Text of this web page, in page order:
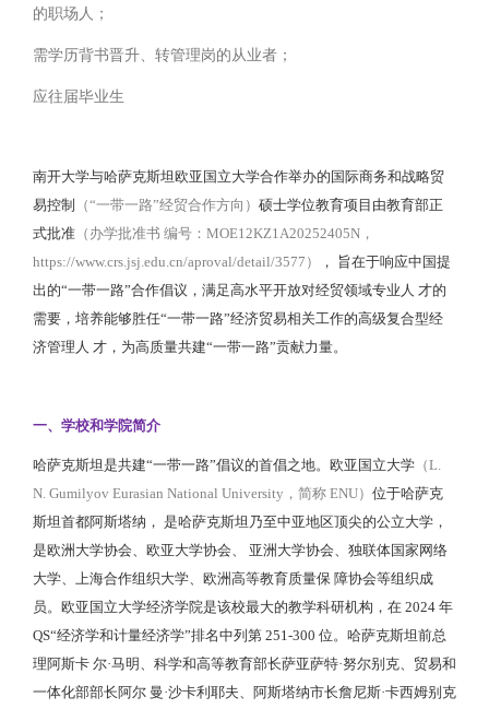
的职场人；
需学历背书晋升、转管理岗的从业者；
应往届毕业生
南开大学与哈萨克斯坦欧亚国立大学合作举办的国际商务和战略贸
易控制
（“一带一路”经贸合作方向） 硕士学位教育项目由教育部正
式批准 （办学批准书 编号：MOE12KZ1A20252405N，
https://www.crs.jsj.edu.cn/aproval/detail/3577）
， 旨在于响应中国提
出的“一带一路”合作倡议，满足高水平开放对经贸领域专业人 才的
需要，培养能够胜任“一带一路”经济贸易相关工作的高级复合型经
济管理人 才，为高质量共建“一带一路”贡献力量。
一、学校和学院简介
哈萨克斯坦是共建“一带一路”倡议的首倡之地。欧亚国立大学 （L.
N. Gumilyov Eurasian National University，简称 ENU） 位于哈萨克
斯坦首都阿斯塔纳， 是哈萨克斯坦乃至中亚地区顶尖的公立大学，
是欧洲大学协会、欧亚大学协会、 亚洲大学协会、独联体国家网络
大学、上海合作组织大学、欧洲高等教育质量保 障协会等组织成
员。欧亚国立大学经济学院是该校最大的教学科研机构，在 2024 年
QS“经济学和计量经济学”排名中列第 251-300 位。哈萨克斯坦前总
理阿斯卡 尔·马明、科学和高等教育部长萨亚萨特·努尔别克、贸易和
一体化部部长阿尔 曼·沙卡利耶夫、阿斯塔纳市长詹尼斯·卡西姆别克